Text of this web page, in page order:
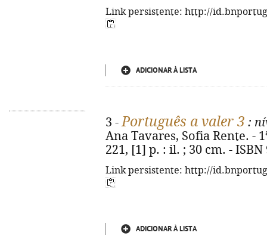
Link persistente: http://
ADICIONAR À LISTA
3 -Português a valer 3 :
Ana Tavares, Sofia Rente. -
221, [1] p. : il. ; 30 cm. - ISBN
Link persistente: http://
ADICIONAR À LISTA